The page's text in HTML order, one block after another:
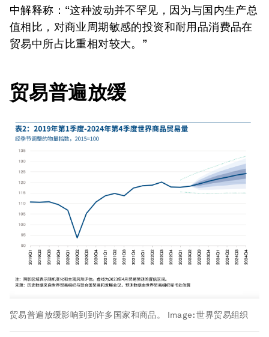
中解释称：“这种波动并不罕见，因为与国内生产总
值相比，对商业周期敏感的投资和耐用品消费品在
贸易中所占比重相对较大。”
贸易普遍放缓
贸易普遍放缓影响到到许多国家和商品。 Image:世界贸易组织